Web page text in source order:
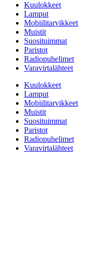
Kuulokkeet
Lamput
Mobiilitarvikkeet
Muistit
Suosituimmat
Paristot
Radiopuhelimet
Varavirtalähteet
Kuulokkeet
Lamput
Mobiilitarvikkeet
Muistit
Suosituimmat
Paristot
Radiopuhelimet
Varavirtalähteet